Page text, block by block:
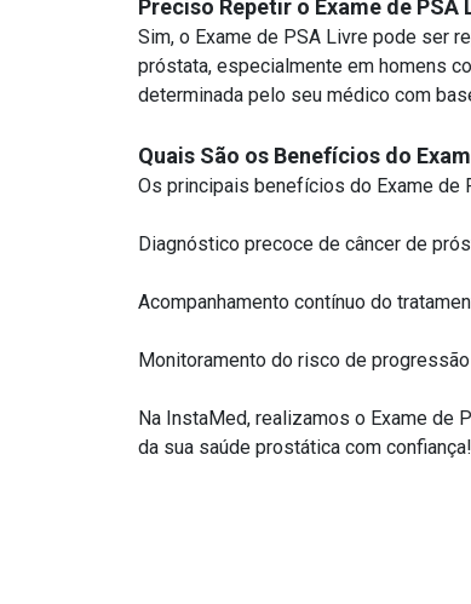
Preciso Repetir o Exame de PSA
Sim, o Exame de PSA Livre pode ser
próstata, especialmente em homens
determinada pelo seu médico com
Quais São os Benefícios do
Os principais benefícios do Exame de
Diagnóstico precoce de câncer de
Acompanhamento contínuo do
Monitoramento do risco de
Na InstaMed, realizamos o Exame de
da sua saúde prostática com confiança!